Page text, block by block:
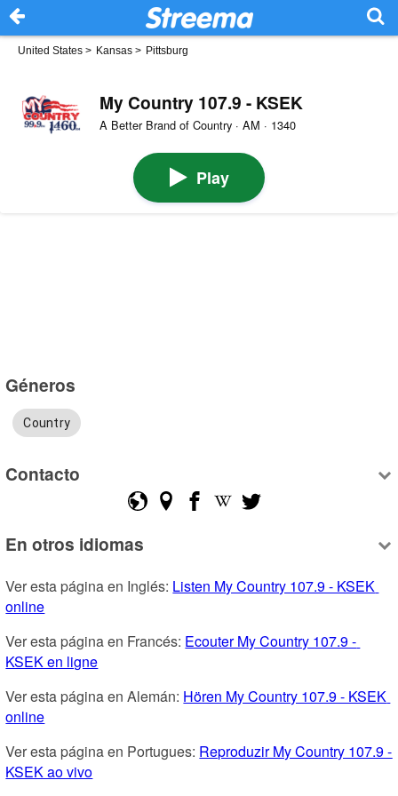
United States > Kansas > Pittsburg
My Country 107.9 - KSEK
A Better Brand of Country · AM · 1340
Play
Géneros
Country
Contacto
En otros idiomas
Ver esta página en Inglés: Listen My Country 107.9 - KSEK
online
Ver esta página en Francés: Ecouter My Country 107.9 -
KSEK en ligne
Ver esta página en Alemán: Hören My Country 107.9 - KSEK
online
Ver esta página en Portugues: Reproduzir My Country 107.9 -
KSEK ao vivo